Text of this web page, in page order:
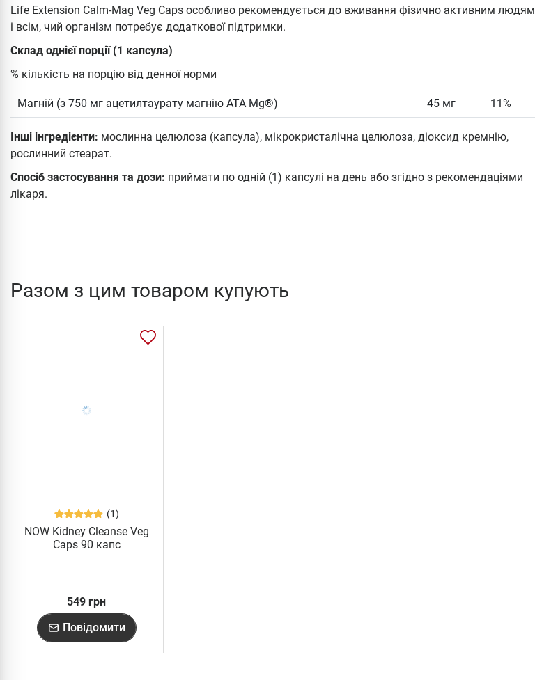
Life Extension Calm-Mag Veg Caps особливо рекомендується до вживання фізично активним людям
і всім, чий організм потребує додаткової підтримки.
Склад однієї порції (1 капсула)
% кількість на порцію від денної норми
Магній (з 750 мг ацетилтаурату магнію ATA Mg®) 45 мг 11%
Інші інгредієнти: мослинна целюлоза (капсула), мікрокристалічна целюлоза, діоксид кремнію,
рослинний стеарат.
Спосіб застосування та дози: приймати по одній (1) капсулі на день або згідно з рекомендаціями
лікаря.
Разом з цим товаром купують
(1)
NOW Kidney Cleanse Veg
Caps 90 капс
549 грн
Повідомити